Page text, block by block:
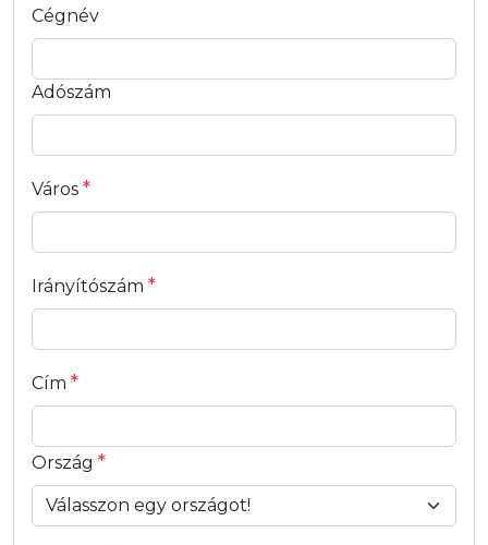
Cégnév
Adószám
Város *
Irányítószám *
Cím *
Ország *